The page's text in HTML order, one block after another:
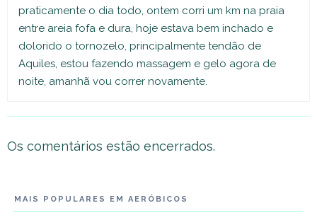
praticamente o dia todo, ontem corri um km na praia
entre areia fofa e dura, hoje estava bem inchado e
dolorido o tornozelo, principalmente tendão de
Aquiles, estou fazendo massagem e gelo agora de
noite, amanhã vou correr novamente.
Os comentários estão encerrados.
MAIS POPULARES EM AERÓBICOS